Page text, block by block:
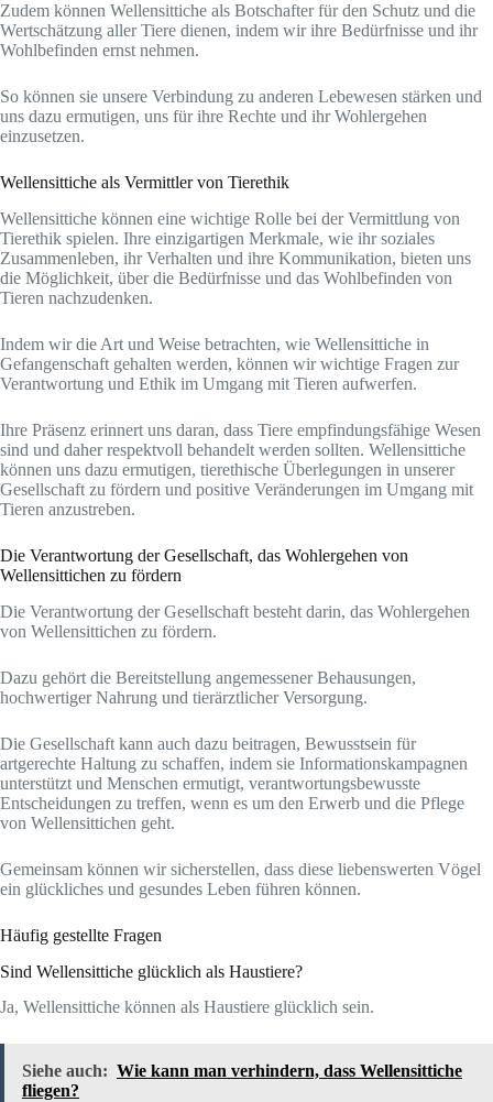
Zudem können Wellensittiche als Botschafter für den Schutz und die
Wertschätzung aller Tiere dienen, indem wir ihre Bedürfnisse und ihr
Wohlbefinden ernst nehmen.
So können sie unsere Verbindung zu anderen Lebewesen stärken und
uns dazu ermutigen, uns für ihre Rechte und ihr Wohlergehen
einzusetzen.
Wellensittiche als Vermittler von Tierethik
Wellensittiche können eine wichtige Rolle bei der Vermittlung von
Tierethik spielen. Ihre einzigartigen Merkmale, wie ihr soziales
Zusammenleben, ihr Verhalten und ihre Kommunikation, bieten uns
die Möglichkeit, über die Bedürfnisse und das Wohlbefinden von
Tieren nachzudenken.
Indem wir die Art und Weise betrachten, wie Wellensittiche in
Gefangenschaft gehalten werden, können wir wichtige Fragen zur
Verantwortung und Ethik im Umgang mit Tieren aufwerfen.
Ihre Präsenz erinnert uns daran, dass Tiere empfindungsfähige Wesen
sind und daher respektvoll behandelt werden sollten. Wellensittiche
können uns dazu ermutigen, tierethische Überlegungen in unserer
Gesellschaft zu fördern und positive Veränderungen im Umgang mit
Tieren anzustreben.
Die Verantwortung der Gesellschaft, das Wohlergehen von
Wellensittichen zu fördern
Die Verantwortung der Gesellschaft besteht darin, das Wohlergehen
von Wellensittichen zu fördern.
Dazu gehört die Bereitstellung angemessener Behausungen,
hochwertiger Nahrung und tierärztlicher Versorgung.
Die Gesellschaft kann auch dazu beitragen, Bewusstsein für
artgerechte Haltung zu schaffen, indem sie Informationskampagnen
unterstützt und Menschen ermutigt, verantwortungsbewusste
Entscheidungen zu treffen, wenn es um den Erwerb und die Pflege
von Wellensittichen geht.
Gemeinsam können wir sicherstellen, dass diese liebenswerten Vögel
ein glückliches und gesundes Leben führen können.
Häufig gestellte Fragen
Sind Wellensittiche glücklich als Haustiere?
Ja, Wellensittiche können als Haustiere glücklich sein.
Siehe auch: Wie kann man verhindern, dass Wellensittiche
fliegen?